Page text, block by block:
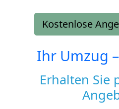
Kostenlose
Ihr Umzug –
Erhalten Sie